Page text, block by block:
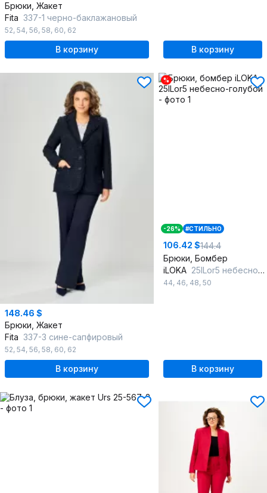
Брюки, Жакет
Fita 337-1 черно-баклажановый
52, 54, 56, 58, 60, 62
В корзину В корзину
148.46 $
Брюки, Жакет
Fita 337-3 сине-сапфировый
52, 54, 56, 58, 60, 62
В корзину
%
-26% #СТИЛЬНО
106.42 $144.4
Брюки, Бомбер
iLOKA 25ILor5 небесно-голубой
44, 46, 48, 50
В корзину